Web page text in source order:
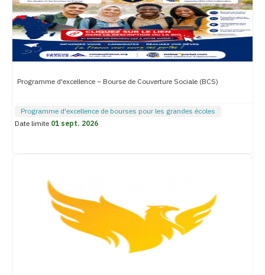
Programme d'excellence – Bourse de Couverture Sociale (BCS)
Programme d'excellence de bourses pour les grandes écoles
Date limite 01 sept. 2026